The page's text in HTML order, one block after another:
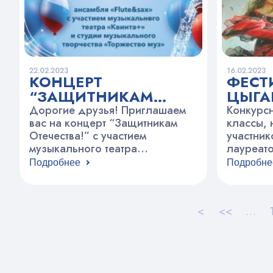
Гитара Конкурсные
прослушивания и награждение
участников фестиваля
проводятся:…
ДО ЦТ
22.02.2023
КОНЦЕРТ
“ЗАЩИТНИКАМ
ОТЕЧЕСТВА!”
Дорогие друзья! Приглашаем
вас на концерт “Защитникам
Отечества!” с участием
музыкального театра
«Квинта+»и студии
Подробнее
16.02.2023
классы,
года.
< << …